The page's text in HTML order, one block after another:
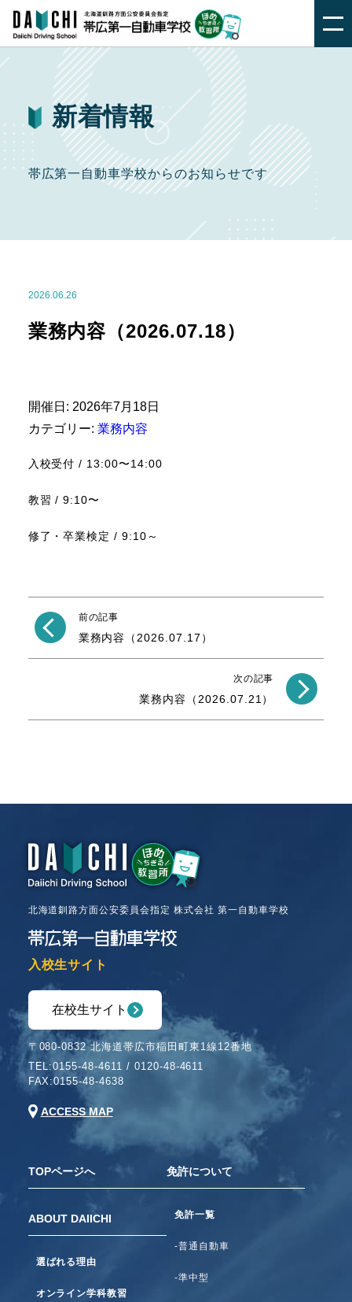
新着情報
帯広第一自動車学校からのお知らせです
2026.06.26
業務内容（2026.07.18）
開催日: 2026年7月18日
カテゴリー: 業務内容
入校受付 / 13:00〜14:00
教習 / 9:10〜
修了・卒業検定 / 9:10～
前の記事
業務内容（2026.07.17）
次の記事
業務内容（2026.07.21）
北海道釧路方面公安委員会指定 株式会社 第一自動車学校
入校生サイト
在校生サイト
〒080-0832 北海道帯広市稲田町東1線12番地
TEL:0155-48-4611 / 0120-48-4611
FAX:0155-48-4638
ACCESS MAP
TOPページへ
ABOUT DAIICHI
選ばれる理由
オンライン学科教習
免許について
免許一覧
-普通自動車
-準中型